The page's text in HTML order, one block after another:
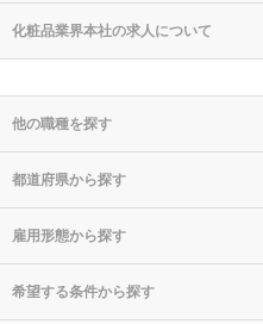
化粧品業界本社の求人について
他の職種を探す
都道府県から探す
雇用形態から探す
希望する条件から探す